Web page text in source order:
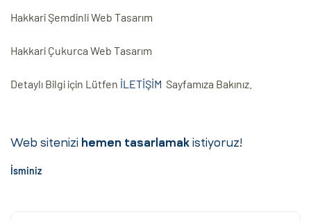
Hakkari Şemdinli Web Tasarım
Hakkari Çukurca Web Tasarım
Detaylı Bilgi için Lütfen İLETİŞİM Sayfamıza Bakınız.
Web sitenizi hemen tasarlamak istiyoruz!
İsminiz